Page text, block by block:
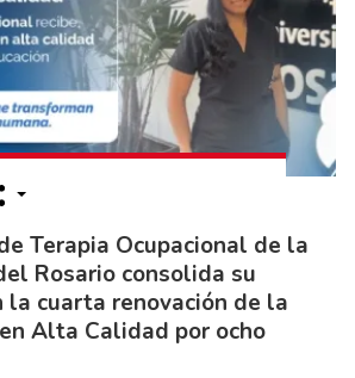
Terapia Ocupacional de la
Rosario consolida su
la cuarta renovación de la
Alta Calidad por ocho